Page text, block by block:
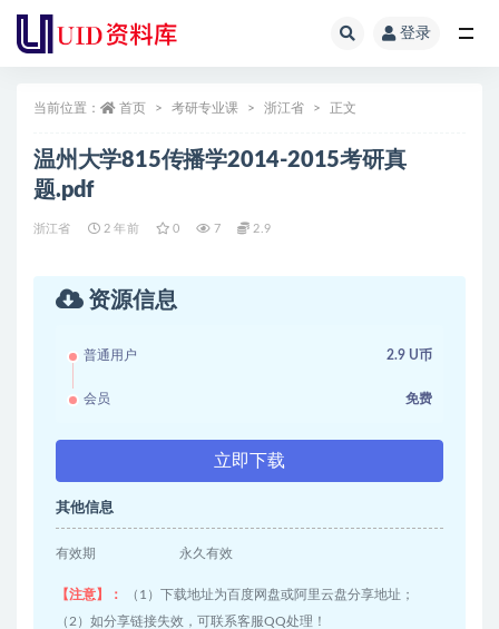
登录
当前位置： 首页 考研专业课 浙江省 正文
温州大学815传播学2014-2015考研真
题.pdf
浙江省 2 年前 0 7 2.9
资源信息
普通用户 2.9 U币
会员 免费
立即下载
其他信息
有效期 永久有效
【注意】：
（1）下载地址为百度网盘或阿里云盘分享地址；
（2）如分享链接失效，可联系客服QQ处理！